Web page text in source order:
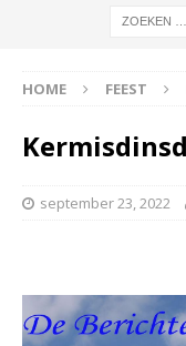
HOME FEEST
september 23, 2022